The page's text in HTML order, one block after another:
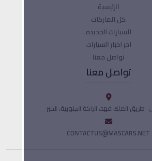
الرئيسية
كل الماركات
السيارات الجديده
اخر اخبار السيارات
تواصل معنا
تواصل معنا
طريق الملك فهد، الراكة الجنوبية، الخبر
CONTACTUS@MASCARS.NET